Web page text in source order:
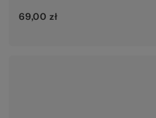
69,00 zł